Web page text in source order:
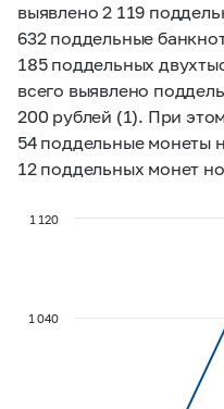
выявлено 2 119
632 поддельные
185 поддельных
всего выявлено
200 рублей (1). При
54 поддельные монеты
12 поддельных монет
1 040
1 120